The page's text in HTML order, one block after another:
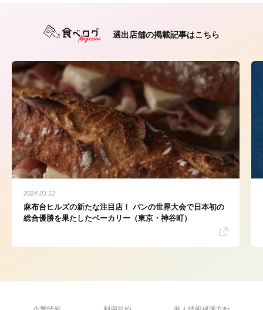
選出店舗の掲載記事はこちら
2024.03.12
麻布台ヒルズの新たな注目店！ パンの世界大会で日本初の
総合優勝を果たしたベーカリー（東京・神谷町）